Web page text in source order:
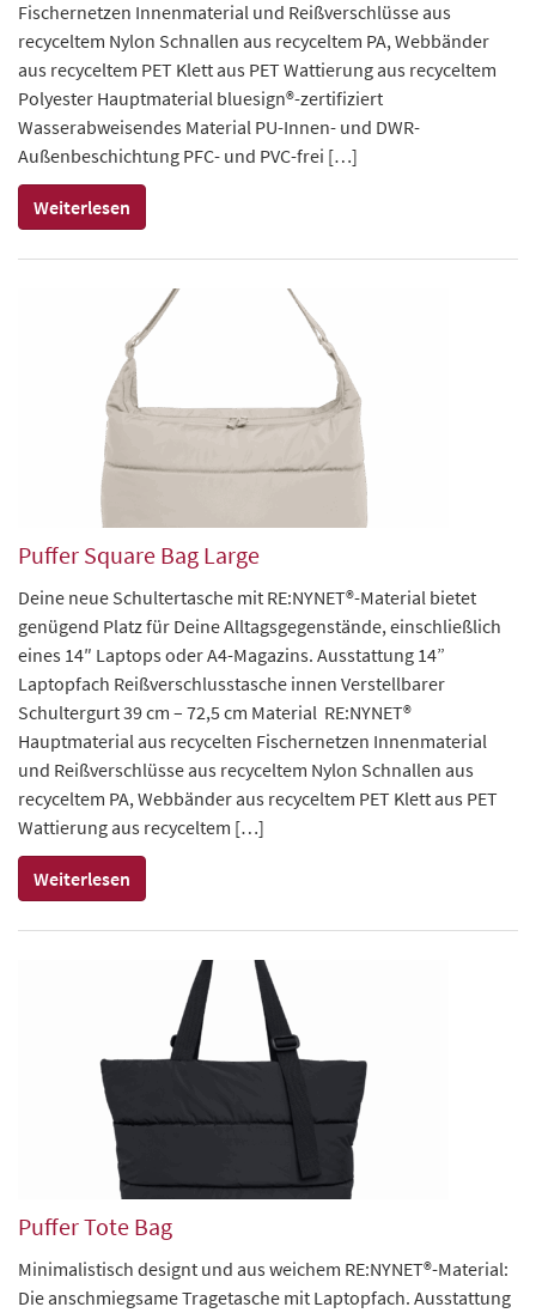
Fischernetzen Innenmaterial und Reißverschlüsse aus
recyceltem Nylon Schnallen aus recyceltem PA, Webbänder
aus recyceltem PET Klett aus PET Wattierung aus recyceltem
Polyester Hauptmaterial bluesign®-zertifiziert
Wasserabweisendes Material PU-Innen- und DWR-
Außenbeschichtung PFC- und PVC-frei […]
Weiterlesen
Puffer Square Bag Large
Deine neue Schultertasche mit RE:NYNET®-Material bietet
genügend Platz für Deine Alltagsgegenstände, einschließlich
eines 14″ Laptops oder A4-Magazins. Ausstattung 14”
Laptopfach Reißverschlusstasche innen Verstellbarer
Schultergurt 39 cm – 72,5 cm Material RE:NYNET®
Hauptmaterial aus recycelten Fischernetzen Innenmaterial
und Reißverschlüsse aus recyceltem Nylon Schnallen aus
recyceltem PA, Webbänder aus recyceltem PET Klett aus PET
Wattierung aus recyceltem […]
Weiterlesen
Puffer Tote Bag
Minimalistisch designt und aus weichem RE:NYNET®-Material:
Die anschmiegsame Tragetasche mit Laptopfach. Ausstattung